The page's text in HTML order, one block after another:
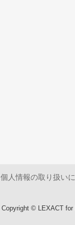
個人情報の取り扱い
Copyright © LEXACT for